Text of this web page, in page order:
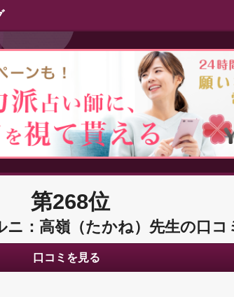
第268位
ニ：高嶺（たかね）先生の口コ
口コミを見る